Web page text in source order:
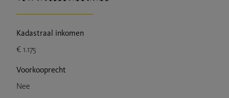
Kadastraal inkomen
€ 1.175
Voorkooprecht
Nee